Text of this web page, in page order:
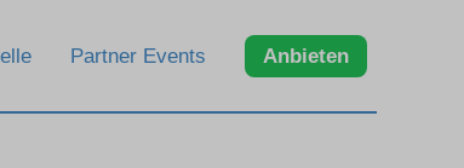
Partner Events Anbieten